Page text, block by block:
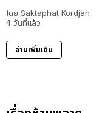
โดย Saktaphat Kordjan
4 วันที่แล้ว
อ่านเพิ่มเติม